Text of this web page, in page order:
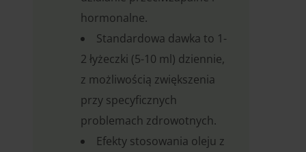
hormonalne.
Standardowa dawka to 1-
2 łyżeczki (5-10 ml) dziennie,
z możliwością zwiększenia
przy specyficznych
problemach zdrowotnych.
Efekty stosowania oleju z